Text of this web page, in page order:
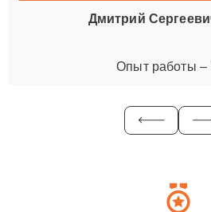
Дмитрий
Опыт работы –